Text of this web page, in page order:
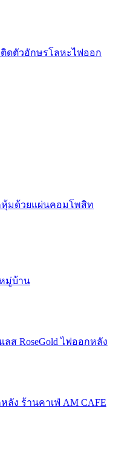
ดตัวอักษรโลหะไฟออก
หุ้มด้วยแผ่นคอมโพสิท
มู่บ้าน
ลส RoseGold ไฟออกหลัง
ลัง ร้านคาเฟ่ AM CAFE